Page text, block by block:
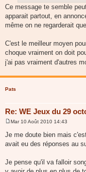
Ce message te semble
apparait partout, en
même on ne regarderait
C'est le meilleur moyen
choque vraiment on doit
j'ai pas vraiment d'autres
Pats
Re: WE Jeux du 29
s
s
e
Mar 10 Août 2010 14:43
Je me doute bien mais
avait eu des réponses au
Je pense qu'il va falloir